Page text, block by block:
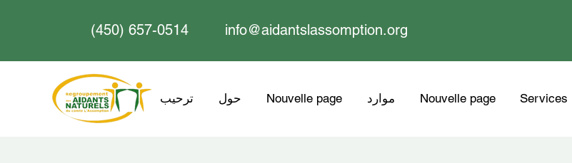
(450) 657-0514 info@aidantslassomption.org
ترحيب حول Nouvelle page موارد Nouvelle page Services